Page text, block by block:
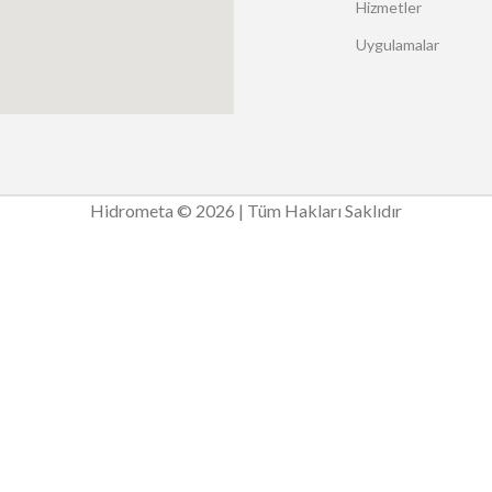
Hizmetler
Uygulamalar
Hidrometa © 2026 | Tüm Hakları Saklıdır